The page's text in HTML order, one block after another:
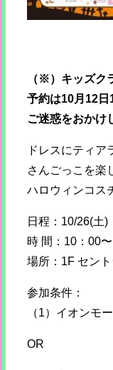
（※）キッズク
予約は10月12日
ご迷惑をおかけ
ドレスにティ
さんごっこを楽
ハロウィンコス
日程：10/26(土)
時 間：10：00
場所：1F セン
参加条件：
（1）イオンモ
OR